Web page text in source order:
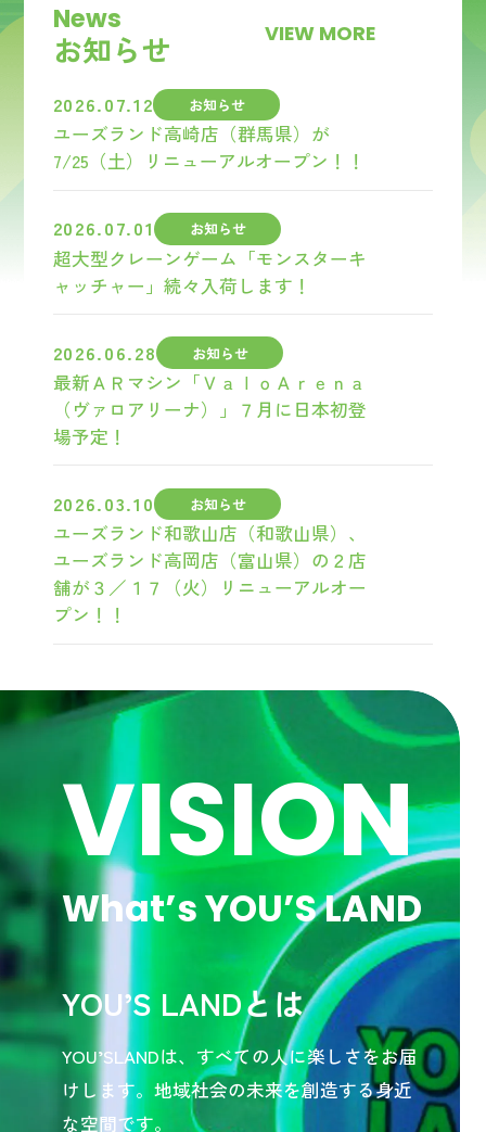
News
お知らせ VIEW MORE
2026.07.12 お知らせ
ユーズランド高崎店（群馬県）が
7/25（土）リニューアルオープン！！
2026.07.01 お知らせ
超大型クレーンゲーム「モンスターキ
ャッチャー」続々入荷します！
2026.06.28 お知らせ
最新ＡＲマシン「ＶａｌｏＡｒｅｎａ
（ヴァロアリーナ）」７月に日本初登
場予定！
2026.03.10 お知らせ
ユーズランド和歌山店（和歌山県）、
ユーズランド高岡店（富山県）の２店
舗が３／１７（火）リニューアルオー
プン！！
VISION
What’s YOU’S LAND
YOU’S LANDとは
YOU’SLANDは、すべての人に楽しさをお届
けします。地域社会の未来を創造する身近
な空間です。